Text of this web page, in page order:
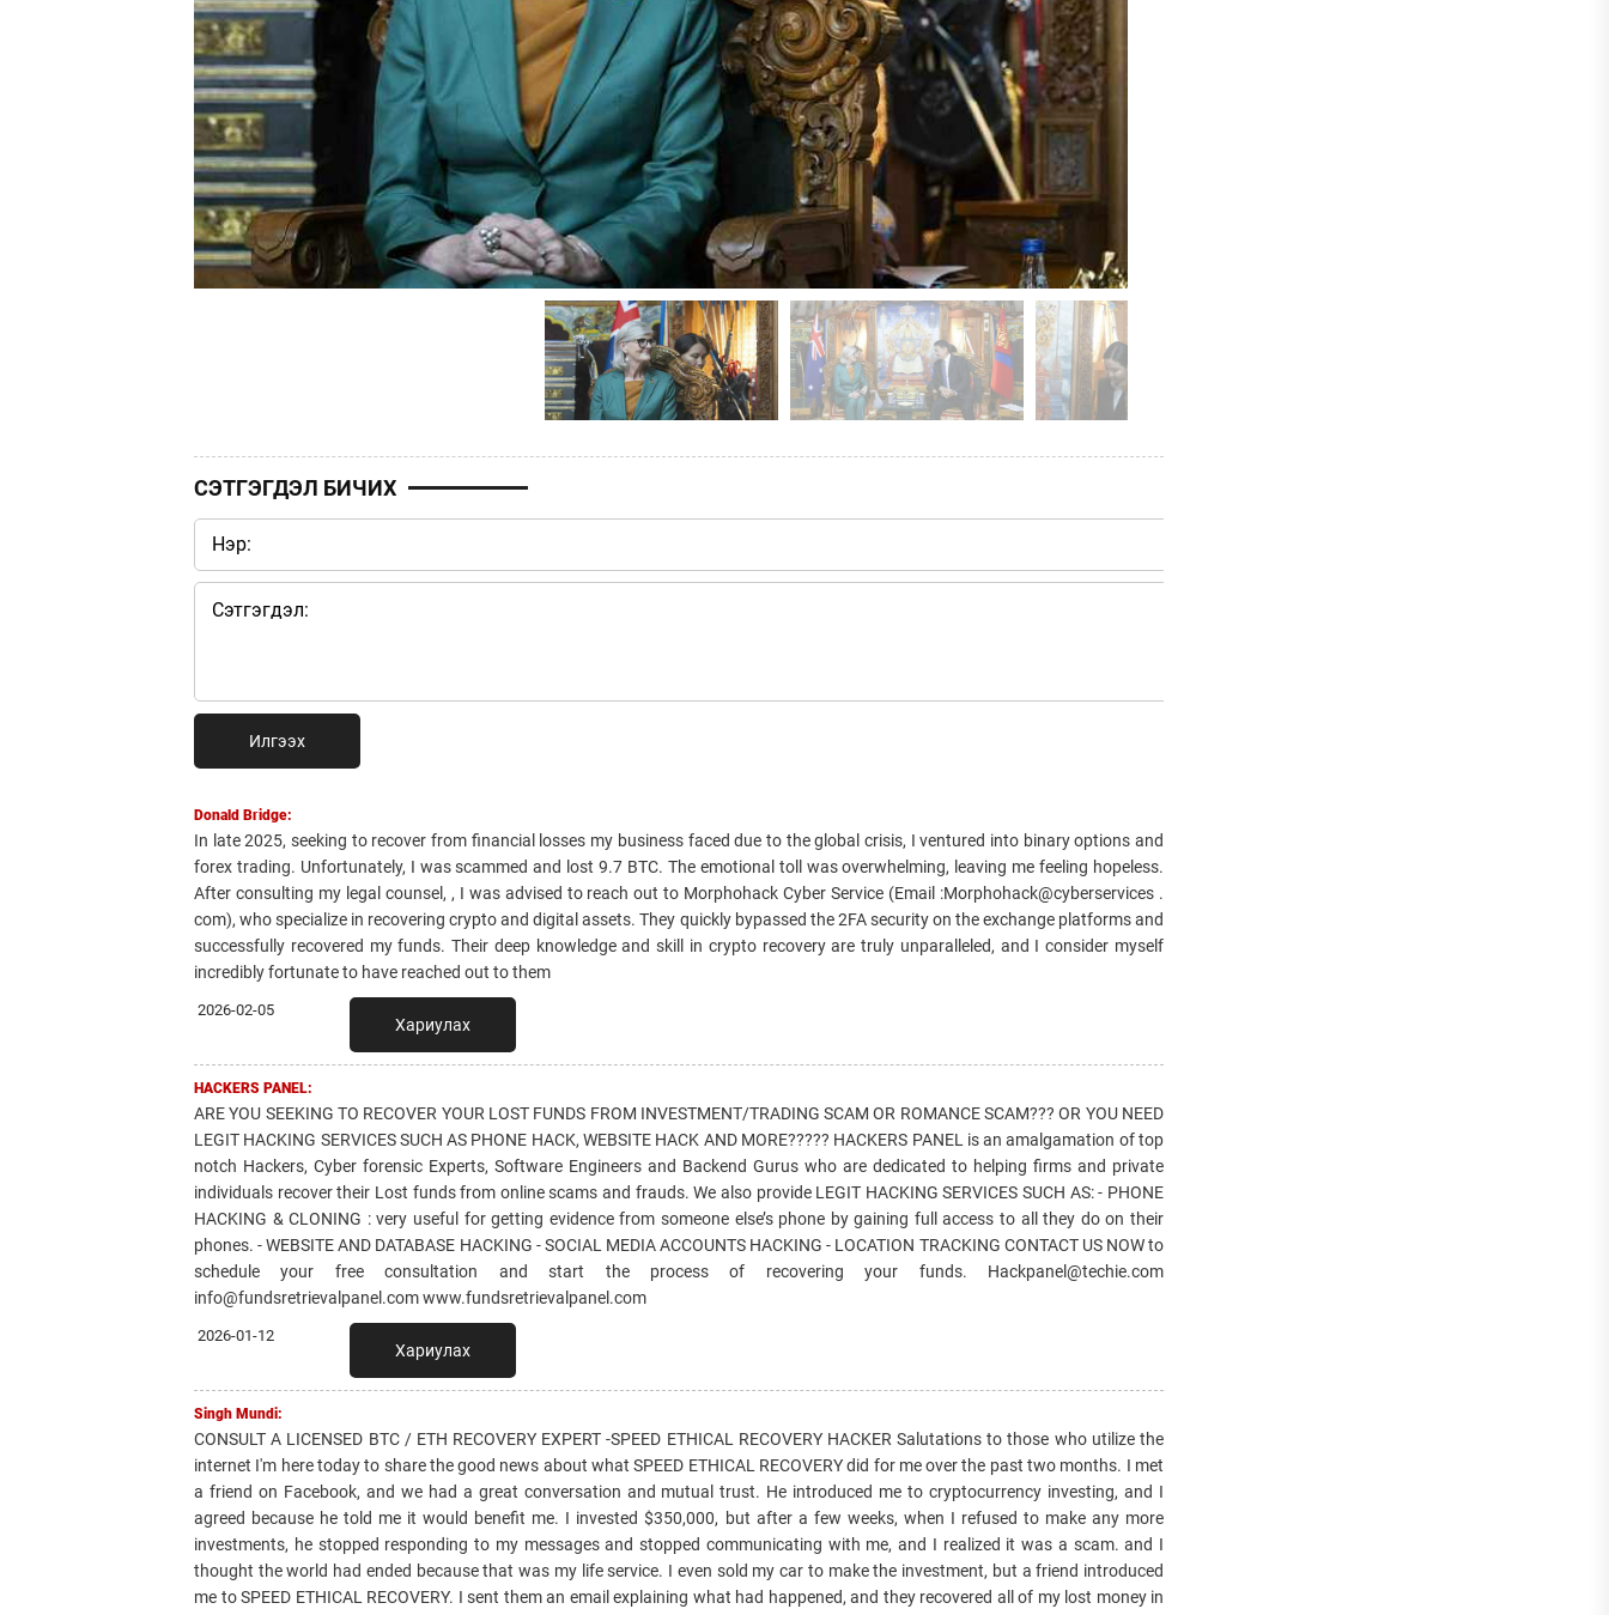
СЭТГЭГДЭЛ БИЧИХ
Илгээх
Donald Bridge:
In late 2025, seeking to recover from financial losses my business faced due to the global crisis, I ventured into binary options and
forex trading. Unfortunately, I was scammed and lost 9.7 BTC. The emotional toll was overwhelming, leaving me feeling hopeless.
After consulting my legal counsel, , I was advised to reach out to Morphohack Cyber Service (Email :Morphohack@cyberservices .
com), who specialize in recovering crypto and digital assets. They quickly bypassed the 2FA security on the exchange platforms and
successfully recovered my funds. Their deep knowledge and skill in crypto recovery are truly unparalleled, and I consider myself
incredibly fortunate to have reached out to them
2026-02-05
Хариулах
HACKERS PANEL:
ARE YOU SEEKING TO RECOVER YOUR LOST FUNDS FROM INVESTMENT/TRADING SCAM OR ROMANCE SCAM??? OR YOU NEED
LEGIT HACKING SERVICES SUCH AS PHONE HACK, WEBSITE HACK AND MORE????? HACKERS PANEL is an amalgamation of top
notch Hackers, Cyber forensic Experts, Software Engineers and Backend Gurus who are dedicated to helping firms and private
individuals recover their Lost funds from online scams and frauds. We also provide LEGIT HACKING SERVICES SUCH AS: - PHONE
HACKING & CLONING : very useful for getting evidence from someone else’s phone by gaining full access to all they do on their
phones. - WEBSITE AND DATABASE HACKING - SOCIAL MEDIA ACCOUNTS HACKING - LOCATION TRACKING CONTACT US NOW to
schedule your free consultation and start the process of recovering your funds. Hackpanel@techie.com
info@fundsretrievalpanel.com www.fundsretrievalpanel.com
2026-01-12
Хариулах
Singh Mundi:
CONSULT A LICENSED BTC / ETH RECOVERY EXPERT -SPEED ETHICAL RECOVERY HACKER Salutations to those who utilize the
internet I'm here today to share the good news about what SPEED ETHICAL RECOVERY did for me over the past two months. I met
a friend on Facebook, and we had a great conversation and mutual trust. He introduced me to cryptocurrency investing, and I
agreed because he told me it would benefit me. I invested $350,000, but after a few weeks, when I refused to make any more
investments, he stopped responding to my messages and stopped communicating with me, and I realized it was a scam. and I
thought the world had ended because that was my life service. I even sold my car to make the investment, but a friend introduced
me to SPEED ETHICAL RECOVERY. I sent them an email explaining what had happened, and they recovered all of my lost money in